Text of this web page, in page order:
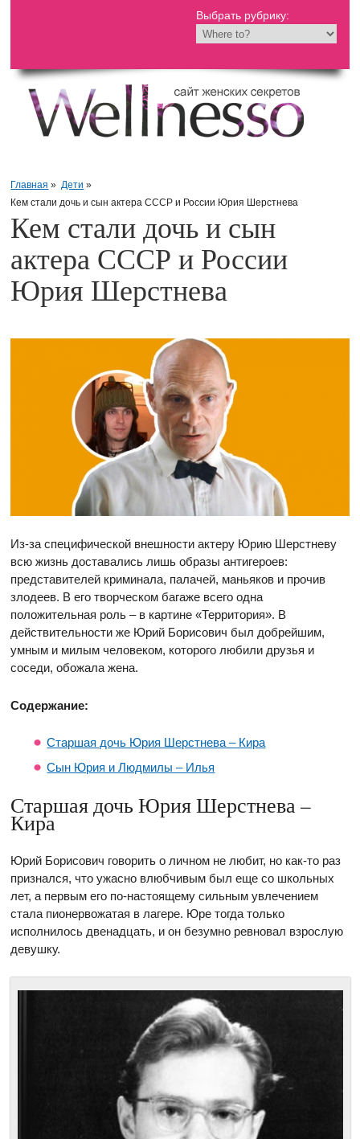
Выбрать рубрику:
Главная » Дети »
Кем стали дочь и сын актера СССР и России Юрия Шерстнева
Кем стали дочь и сын
актера СССР и России
Юрия Шерстнева
Из-за специфической внешности актеру Юрию Шерстневу
всю жизнь доставались лишь образы антигероев:
представителей криминала, палачей, маньяков и прочив
злодеев. В его творческом багаже всего одна
положительная роль – в картине «Территория». В
действительности же Юрий Борисович был добрейшим,
умным и милым человеком, которого любили друзья и
соседи, обожала жена.
Содержание:
Старшая дочь Юрия Шерстнева – Кира
Сын Юрия и Людмилы – Илья
Старшая дочь Юрия Шерстнева –
Кира
Юрий Борисович говорить о личном не любит, но как-то раз
признался, что ужасно влюбчивым был еще со школьных
лет, а первым его по-настоящему сильным увлечением
стала пионервожатая в лагере. Юре тогда только
исполнилось двенадцать, и он безумно ревновал взрослую
девушку.